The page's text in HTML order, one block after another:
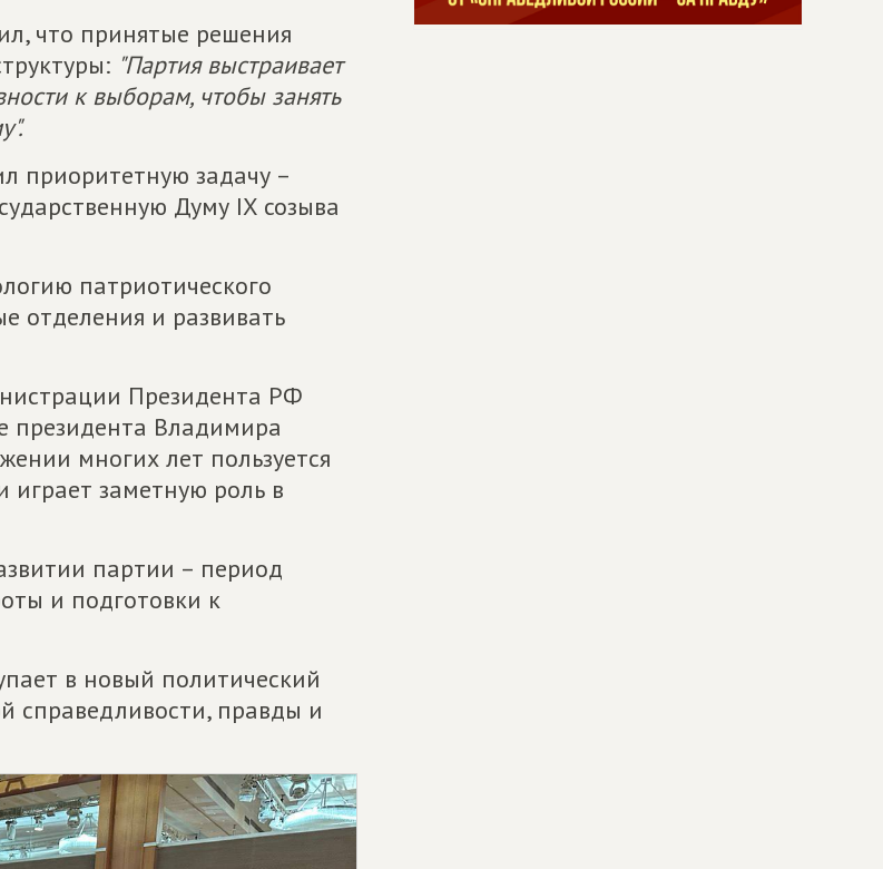
что принятые решения
"Партия выстраивает
к выборам, чтобы занять
приоритетную задачу –
Думу IX созыва
патриотического
отделения и развивать
Президента РФ
президента Владимира
многих лет пользуется
играет заметную роль в
партии – период
и подготовки к
в новый политический
справедливости, правды и